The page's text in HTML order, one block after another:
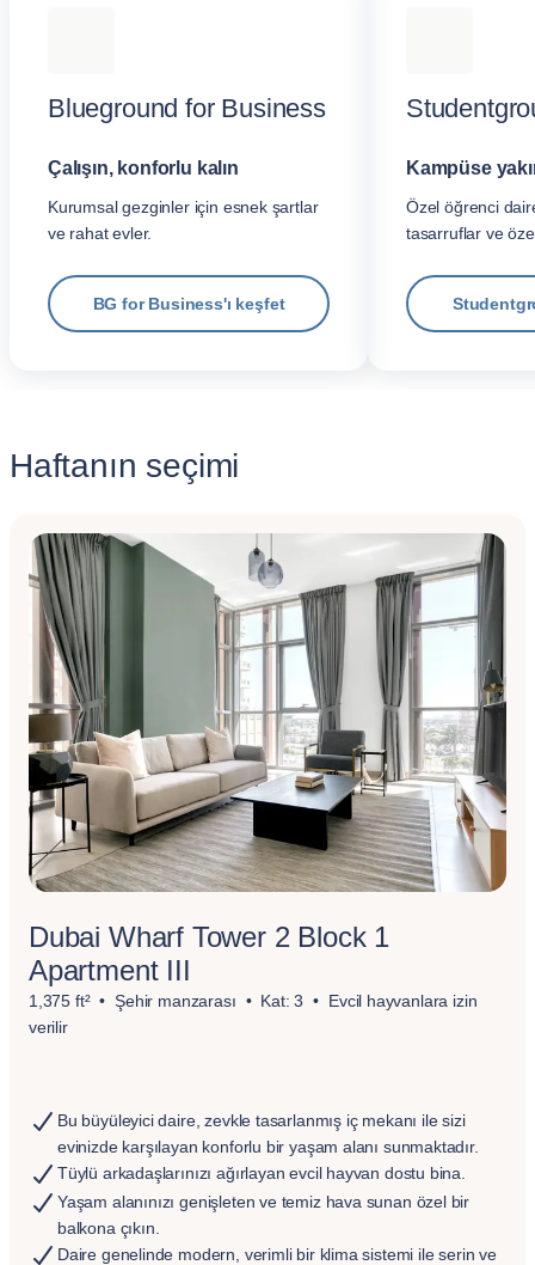
Blueground for Business
Çalışın, konforlu kalın
Kurumsal gezginler için esnek şartlar
ve rahat evler.
BG for Business'ı keşfet
Kampüse
Özel öğrenci
tasarruflar ve
Haftanın seçimi
Dubai Wharf Tower 2 Block 1
Apartment III
1,375 ft² Şehir manzarası Kat: 3
Evcil hayvanlara izin
verilir
Bu büyüleyici daire, zevkle tasarlanmış iç mekanı ile sizi
evinizde karşılayan konforlu bir yaşam alanı sunmaktadır.
Tüylü arkadaşlarınızı ağırlayan evcil hayvan dostu bina.
Yaşam alanınızı genişleten ve temiz hava sunan özel bir
balkona çıkın.
Daire genelinde modern, verimli bir klima sistemi ile serin ve